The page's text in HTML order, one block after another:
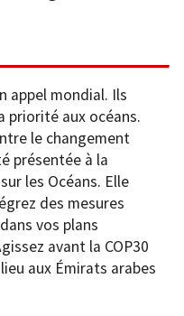
appel mondial. Ils
priorité aux océans.
le changement
présentée à la
les Océans. Elle
des mesures
vos plans
avant la COP30
aux Émirats arabes